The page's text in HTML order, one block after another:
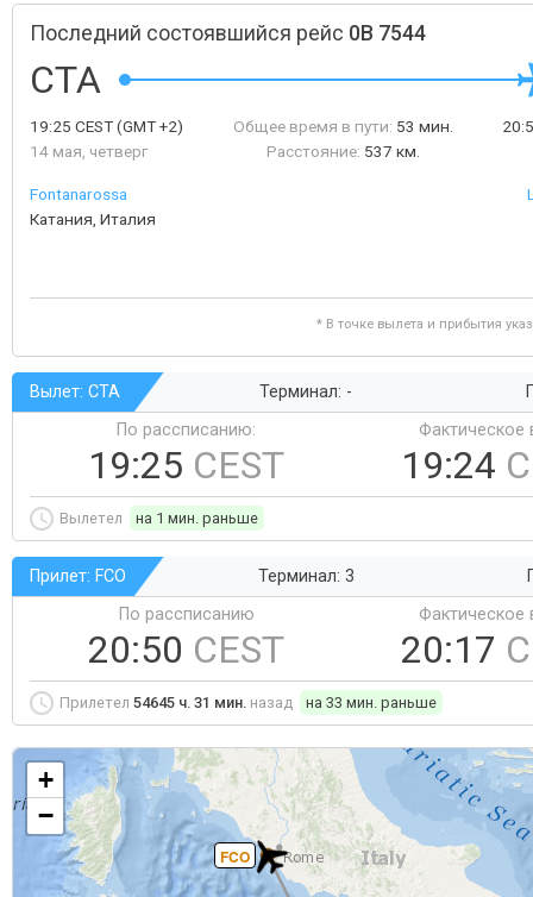
Последний состоявшийся рейс 0B 7544
CTA
19:25 CEST(GMT +2)
14 мая, четверг
Общее время в пути: 53 мин.
Расстояние: 537 км.
Fontanarossa
Катания, Италия
* В точке вылета и прибытия
Вылет: CTA Терминал: -
По рассписанию:
19:25 CEST
Фактическое
19:24
Вылетел на 1 мин. раньше
Прилет: FCO Терминал: 3
По рассписанию
20:50 CEST
Фактическое
20:17
Прилетел 54645 ч. 31 мин. назад на 33 мин. раньше
FCO
+
−